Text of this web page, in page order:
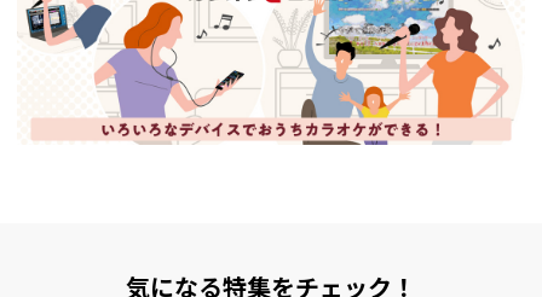
気になる特集をチェック！